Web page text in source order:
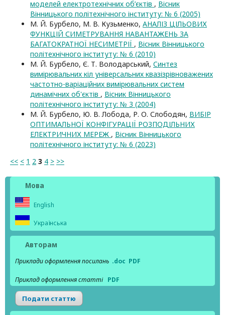
моделей електротехнічних об’єктів , Вісник
Вінницького політехнічного інституту: № 6 (2005)
М. Й. Бурбело, М. В. Кузьменко, АНАЛІЗ ЦІЛЬОВИХ
ФУНКЦІЙ СИМЕТРУВАННЯ НАВАНТАЖЕНЬ ЗА
БАГАТОКРАТНОЇ НЕСИМЕТРІЇ , Вісник Вінницького
політехнічного інституту: № 6 (2010)
М. Й. Бурбело, Є. Т. Володарський, Cинтез
вимірювальних кіл універсальних квазізрівноважених
частотно-варіаційних вимірювальних систем
динамічних об'єктів , Вісник Вінницького
політехнічного інституту: № 3 (2004)
М. Й. Бурбело, Ю. В. Лобода, Р. О. Слободян, ВИБІР
ОПТИМАЛЬНОЇ КОНФІГУРАЦІЇ РОЗПОДІЛЬНИХ
ЕЛЕКТРИЧНИХ МЕРЕЖ , Вісник Вінницького
політехнічного інституту: № 6 (2023)
<< < 1 2 3 4 > >>
Мова
English
Українська
Авторам
Приклади оформлення посилань .doc PDF
Приклад оформлення статті PDF
Подати статтю